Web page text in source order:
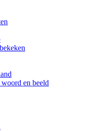
en beeld